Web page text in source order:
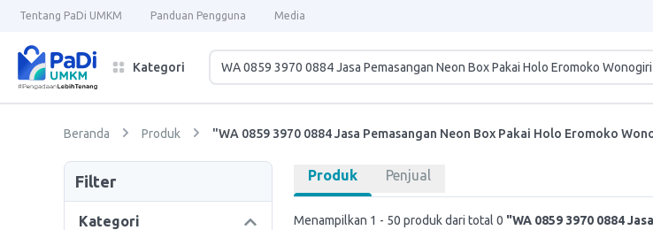
Tentang PaDi UMKM Panduan Pengguna Media
Kategori
Beranda Produk "WA 0859 3970 0884 Jasa Pemasangan Neon Box Pakai Holo Eromoko
Filter
Kategori
Produk Penjual
Menampilkan 1 - 50 produk dari total 0 "WA 0859 3970 0884